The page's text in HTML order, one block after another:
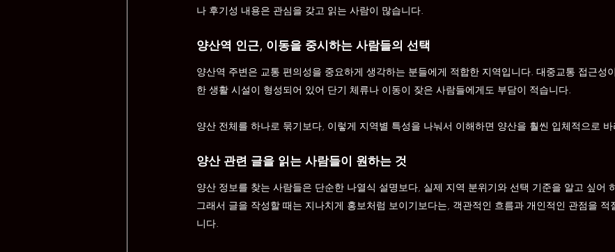
나 후기성 내용은 관심을 갖고 읽는 사람이 많습니다.
양산역 인근, 이동을 중시하는 사람들의 선택
양산역 주변은 교통 편의성을 중요하게 생각하는 분들에게 적합한 지역입니다. 대중교통 접근성
한 생활 시설이 형성되어 있어 단기 체류나 이동이 잦은 사람들에게도 부담이 적습니다.
양산 전체를 하나로 묶기보다, 이렇게 지역별 특성을 나눠서 이해하면 양산을 훨씬 입체적으로
양산 관련 글을 읽는 사람들이 원하는 것
양산 정보를 찾는 사람들은 단순한 나열식 설명보다, 실제 지역 분위기와 선택 기준을 알고 싶어
그래서 글을 작성할 때는 지나치게 홍보처럼 보이기보다는, 객관적인 흐름과 개인적인 관점을 적
니다.